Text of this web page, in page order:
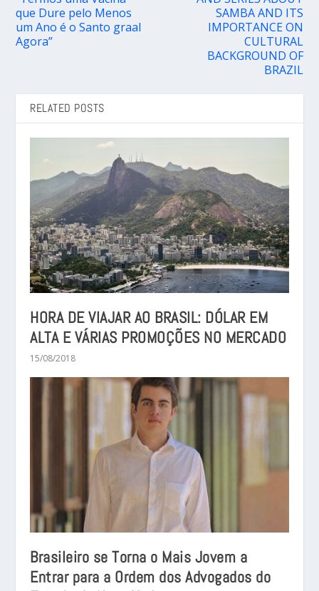
que Dure pelo Menos
um Ano é o Santo graal
Agora”
SAMBA AND ITS
IMPORTANCE ON
CULTURAL
BACKGROUND OF
BRAZIL
RELATED POSTS
HORA DE VIAJAR AO BRASIL: DÓLAR EM
ALTA E VÁRIAS PROMOÇÕES NO MERCADO
15/08/2018
Brasileiro se Torna o Mais Jovem a
Entrar para a Ordem dos Advogados do